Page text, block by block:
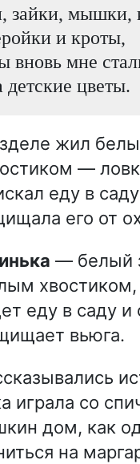
зайки, мышки,
и кроты,
вновь мне
детские цветы.
жил
—
еду в
его от
— белый
хвостиком,
еду в саду и
вьюга.
играла со
дом, как
на